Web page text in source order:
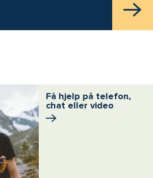
Få hjelp på telefon,
chat eller video